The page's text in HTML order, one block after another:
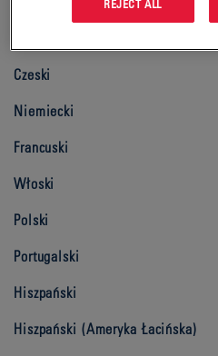
Czeski
Niemiecki
Francuski
Włoski
Polski
Portugalski
Hiszpański
Hiszpański (Ameryka Łacińska)
REJECT ALL